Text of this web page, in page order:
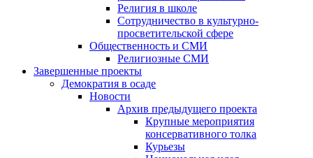
Религия в школе
Сотрудничество в культурно-
просветительской сфере
Общественность и СМИ
Религиозные СМИ
Завершенные проекты
Демократия в осаде
Новости
Архив предыдущего проекта
Крупные мероприятия
консервативного толка
Курьезы